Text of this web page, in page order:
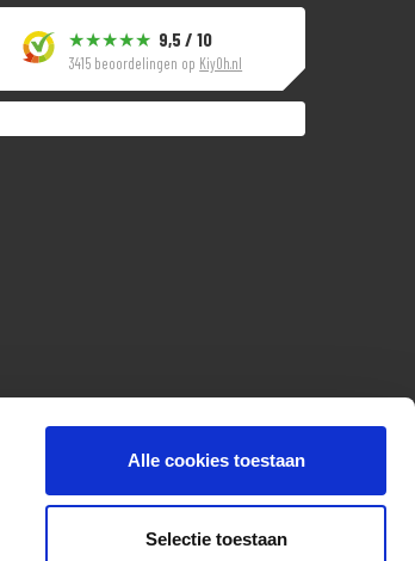
Alle cookies toestaan
Selectie toestaan
9,5 / 10
3415 beoordelingen op KiyOh.nl